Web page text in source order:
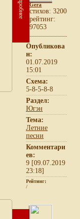
Gera
cтихов: 3200
рейтинг:
97053
Опубликова
н:
01.07.2019
15:01
Схема:
5-8-5-8-8
Раздел:
Югэн
Тема:
Летние
песни
Комментари
ев:
9 [09.07.2019
23:18]
Рейтинг:
/